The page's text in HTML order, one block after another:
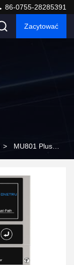
86-0755-28285391
Zacytować
> MU801 Plus